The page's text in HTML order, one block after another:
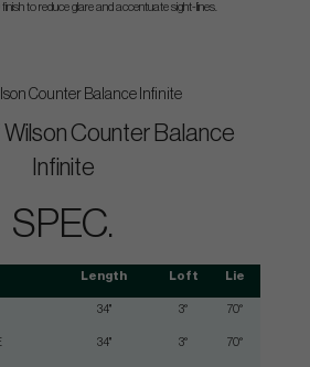
to reduce glare and accentuate sight-lines.
Counter Balance Infinite
SPEC.
Length Loft Lie
34" 3° 70°
34" 3° 70°